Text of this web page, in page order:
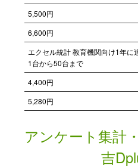
5,500円
6,600円
エクセル統計 教育機関向け1年に
1台から50台まで
4,400円
5,280円
アンケート集計
吉